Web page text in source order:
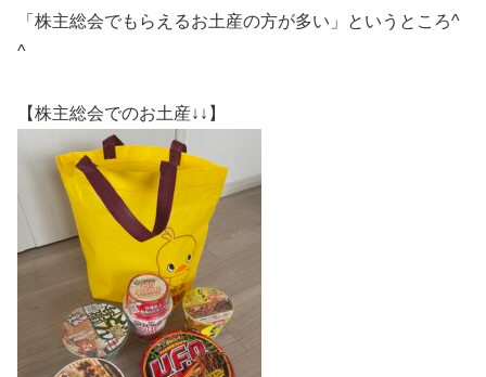
「株主総会でもらえるお土産の方が多い」というところ^
^
【株主総会でのお土産↓↓】